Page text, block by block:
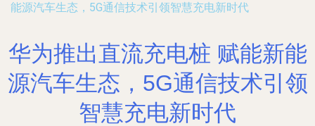
能源汽车生态，5G通信技术引领智慧充电新时代
华为推出直流充电桩 赋能新能
源汽车生态，5G通信技术引领
智慧充电新时代